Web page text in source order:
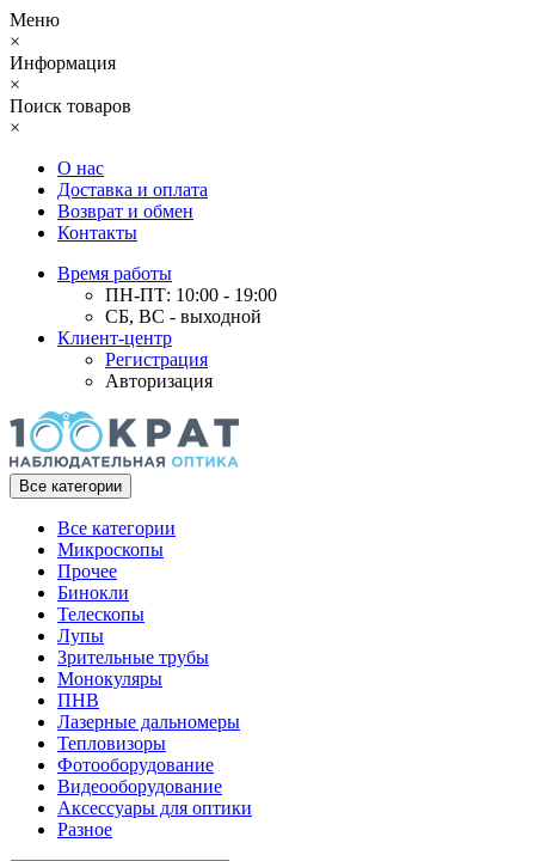
Меню
×
Информация
×
Поиск товаров
×
О нас
Доставка и оплата
Возврат и обмен
Контакты
Время работы
ПН-ПТ: 10:00 - 19:00
СБ, ВС - выходной
Клиент-центр
Регистрация
Авторизация
Все категории
Все категории
Микроскопы
Прочее
Бинокли
Телескопы
Лупы
Зрительные трубы
Монокуляры
ПНВ
Лазерные дальномеры
Тепловизоры
Фотооборудование
Видеооборудование
Аксессуары для оптики
Разное